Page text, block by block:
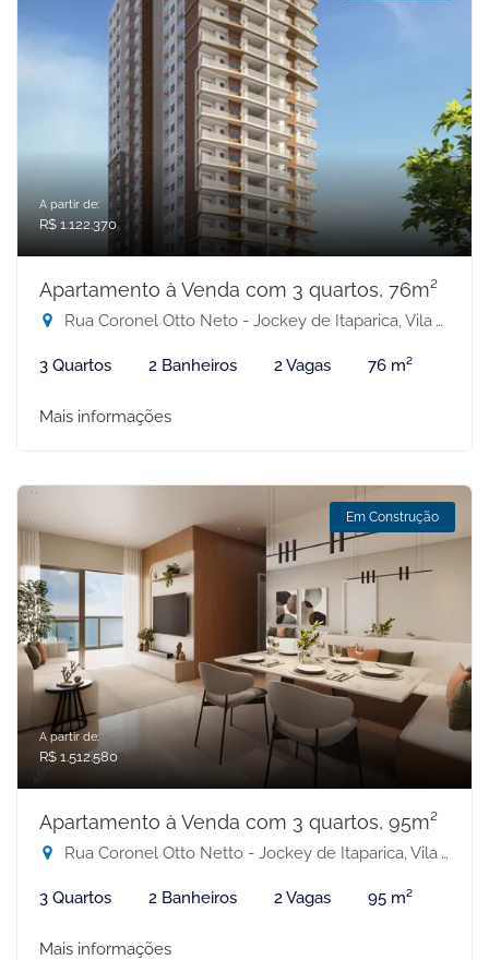
A partir de:
R$ 1.122.370
Apartamento à Venda com 3 quartos, 76m²
Rua Coronel Otto Neto - Jockey de Itaparica, Vila Velha-ES
3 Quartos 2 Banheiros 2 Vagas 76 m²
Mais informações
Em Construção
A partir de:
R$ 1.512.580
Apartamento à Venda com 3 quartos, 95m²
Rua Coronel Otto Netto - Jockey de Itaparica, Vila Velha-ES
3 Quartos 2 Banheiros 2 Vagas 95 m²
Mais informações